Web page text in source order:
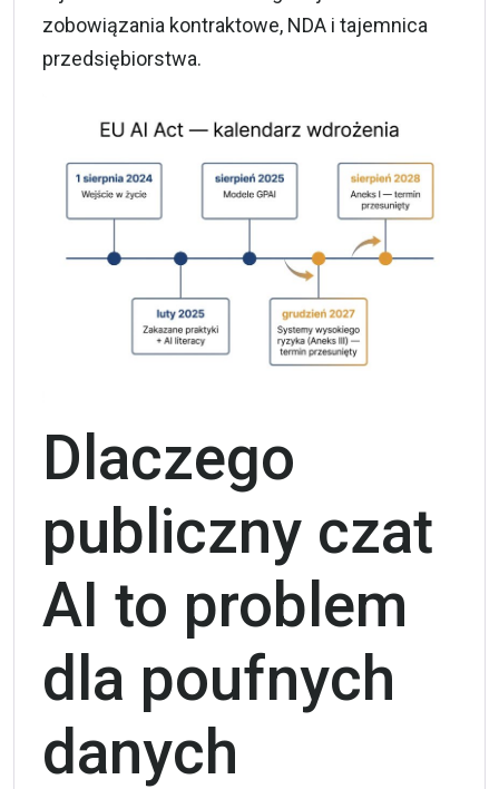
zobowiązania kontraktowe, NDA i tajemnica
przedsiębiorstwa.
Dlaczego
publiczny czat
AI to problem
dla poufnych
danych